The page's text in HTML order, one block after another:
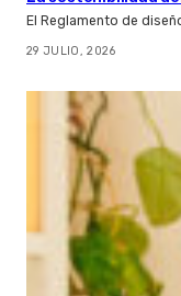
El Reglamento de
29 JULIO, 2026